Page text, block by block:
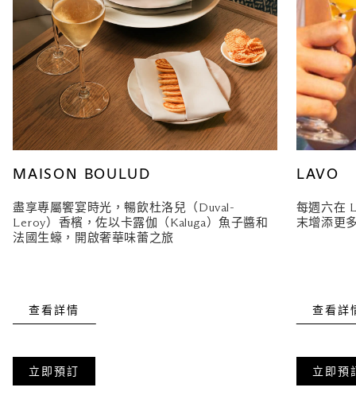
MAISON BOULUD
盡享專屬饗宴時光，暢飲杜洛兒（Duval-
Leroy）香檳，佐以卡露伽（Kaluga）魚子醬和
法國生蠔，開啟奢華味蕾之旅
查看詳情
立即預訂
LAVO
每週六在
末增添更
查看詳
立即預